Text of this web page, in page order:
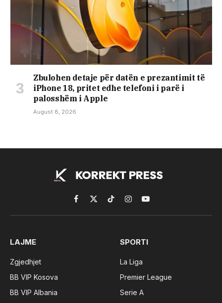
Zbulohen detaje për datën e prezantimit të
iPhone 18, pritet edhe telefoni i parë i
palosshëm i Apple
August 8, 2026
Facebook
X
(Twitter)
TikTokInstagramYouTube
LAJME
Zgjedhjet
BB VIP Kosova
BB VIP Albania
SPORTI
La Liga
Premier League
Serie A